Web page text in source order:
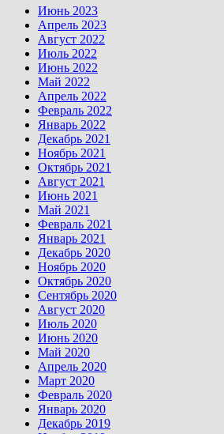
Июнь 2023
Апрель 2023
Август 2022
Июль 2022
Июнь 2022
Май 2022
Апрель 2022
Февраль 2022
Январь 2022
Декабрь 2021
Ноябрь 2021
Октябрь 2021
Август 2021
Июнь 2021
Май 2021
Февраль 2021
Январь 2021
Декабрь 2020
Ноябрь 2020
Октябрь 2020
Сентябрь 2020
Август 2020
Июль 2020
Июнь 2020
Май 2020
Апрель 2020
Март 2020
Февраль 2020
Январь 2020
Декабрь 2019